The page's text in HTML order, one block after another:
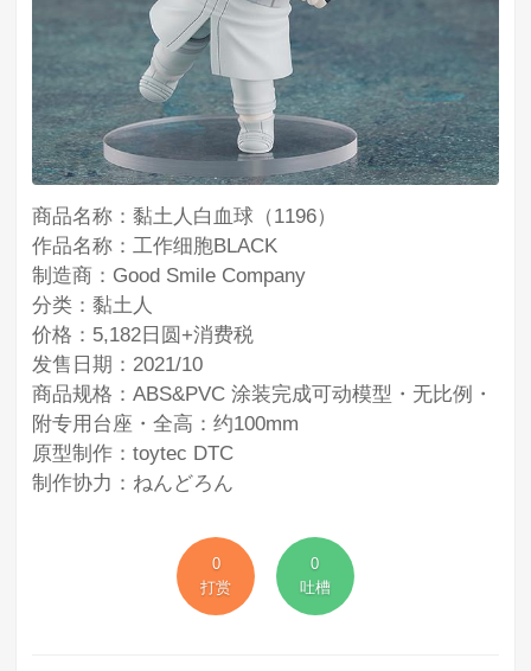
商品名称：黏土人白血球（1196）
作品名称：工作细胞BLACK
制造商：Good Smile Company
分类：黏土人
价格：5,182日圆+消费税
发售日期：2021/10
商品规格：ABS&PVC 涂装完成可动模型・无比例・
附专用台座・全高：约100mm
原型制作：toytec DTC
制作协力：ねんどろん
0
打赏
0
吐槽